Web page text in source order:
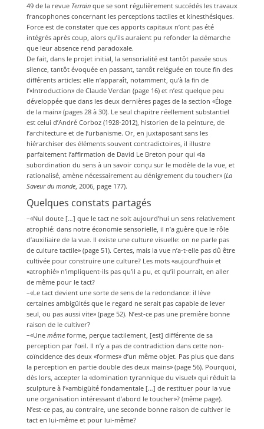
49 de la revue Terrainque se sont régulièrement succédés les travaux
francophones concernant les perceptions tactiles et kinesthésiques.
Force est de constater que ces apports capitaux n’ont pas été
intégrés après coup, alors qu’ils auraient pu refonder la démarche
que leur absence rend paradoxale.
De fait, dans le projet initial, la sensorialité est tantôt passée sous
silence, tantôt évoquée en passant, tantôt reléguée en toute fin des
différents articles: elle n’apparaît, notamment, qu’à la fin de
l’«Introduction» de Claude Verdan (page 16) et n’est quelque peu
développée que dans les deux dernières pages de la section «Éloge
de la main» (pages 28 à 30). Le seul chapitre réellement substantiel
est celui d’André Corboz (1928-2012), historien de la peinture, de
l’architecture et de l’urbanisme. Or, en juxtaposant sans les
hiérarchiser des éléments souvent contradictoires, il illustre
parfaitement l’affirmation de David Le Breton pour qui «la
subordination du sens à un savoir conçu sur le modèle de la vue, et
rationalisé, amène nécessairement au dénigrement du toucher» (La
Saveur du monde, 2006, page 177).
Quelques constats partagés
–«Nul doute […] que le tact ne soit aujourd’hui un sens relativement
atrophié: dans notre économie sensorielle, il n’a guère que le rôle
d’auxiliaire de la vue. Il existe une culture visuelle: on ne parle pas
de culture tactile» (page 51). Certes, mais la vue n’a-t-elle pas dû être
cultivée pour construire une culture? Les mots «aujourd’hui» et
«atrophié» n’impliquent-ils pas qu’il a pu, et qu’il pourrait, en aller
de même pour le tact?
–«Le tact devient une sorte de sens de la redondance: il lève
certaines ambigüités que le regard ne serait pas capable de lever
seul, ou pas aussi vite» (page 52). N’est-ce pas une première bonne
raison de le cultiver?
–«Une mêmeforme, perçue tactilement, [est] différente de sa
perception par l’œil. Il n’y a pas de contradiction dans cette non-
coïncidence des deux «formes» d’un même objet. Pas plus que dans
la perception en partie double des deux mains» (page 56). Pourquoi,
dès lors, accepter la «domination tyrannique du visuel» qui réduit la
sculpture à l’«ambigüité fondamentale […] de restituer pour la vue
une organisation intéressant d’abord le toucher»? (même page).
N’est-ce pas, au contraire, une seconde bonne raison de cultiver le
tact en lui-même et pour lui-même?